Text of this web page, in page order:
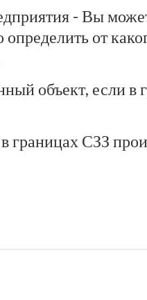
- Вы
от
объект, если
СЗЗ